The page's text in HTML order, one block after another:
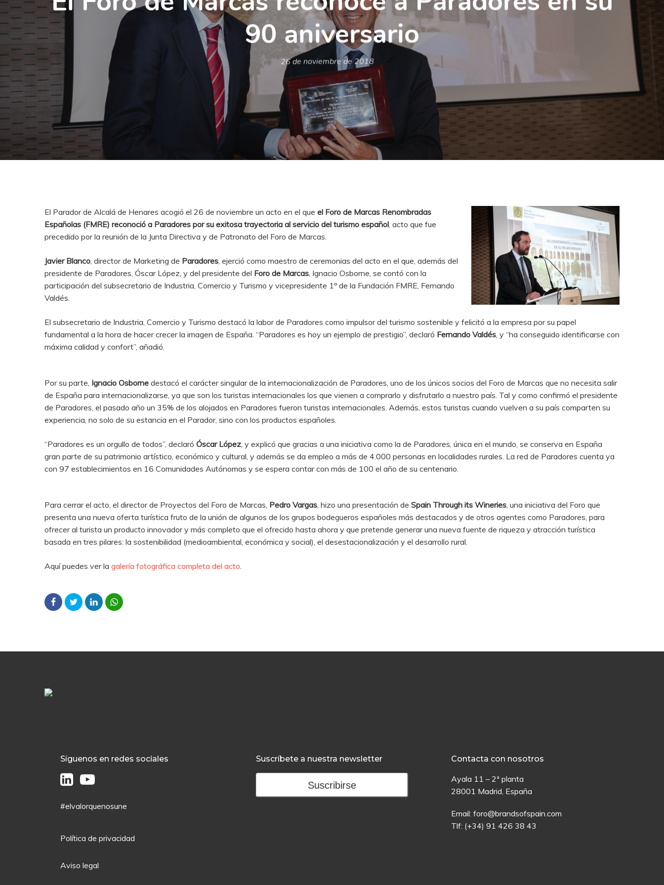
90 aniversario
26 de noviembre de 2018
El Parador de Alcalá de Henares acogió el 26 de noviembre un acto en el que el Foro de Marcas Renombradas
Españolas (FMRE) reconoció a Paradores por su exitosa trayectoria al servicio del turismo español, acto que fue
precedido por la reunión de la Junta Directiva y de Patronato del Foro de Marcas.
Javier Blanco, director de Marketing de Paradores, ejerció como maestro de ceremonias del acto en el que, además del
presidente de Paradores, Óscar López, y del presidente del Foro de Marcas, Ignacio Osborne, se contó con la
participación del subsecretario de Industria, Comercio y Turismo y vicepresidente 1º de la Fundación FMRE, Fernando
Valdés.
El subsecretario de Industria, Comercio y Turismo destacó la labor de Paradores como impulsor del turismo sostenible y felicitó a la empresa por su papel
fundamental a la hora de hacer crecer la imagen de España. “Paradores es hoy un ejemplo de prestigio”, declaró Fernando Valdés, y “ha conseguido identificarse con
máxima calidad y confort”, añadió.
Por su parte, Ignacio Osborne destacó el carácter singular de la internacionalización de Paradores, uno de los únicos socios del Foro de Marcas que no necesita salir
de España para internacionalizarse, ya que son los turistas internacionales los que vienen a comprarlo y disfrutarlo a nuestro país. Tal y como confirmó el presidente
de Paradores, el pasado año un 35% de los alojados en Paradores fueron turistas internacionales. Además, estos turistas cuando vuelven a su país comparten su
experiencia, no solo de su estancia en el Parador, sino con los productos españoles.
“Paradores es un orgullo de todos”, declaró Óscar López, y explicó que gracias a una iniciativa como la de Paradores, única en el mundo, se conserva en España
gran parte de su patrimonio artístico, económico y cultural, y además se da empleo a más de 4.000 personas en localidades rurales. La red de Paradores cuenta ya
con 97 establecimientos en 16 Comunidades Autónomas y se espera contar con más de 100 el año de su centenario.
Para cerrar el acto, el director de Proyectos del Foro de Marcas, Pedro Vargas, hizo una presentación de Spain Through its Wineries, una iniciativa del Foro que
presenta una nueva oferta turística fruto de la unión de algunos de los grupos bodegueros españoles más destacados y de otros agentes como Paradores, para
ofrecer al turista un producto innovador y más completo que el ofrecido hasta ahora y que pretende generar una nueva fuente de riqueza y atracción turística
basada en tres pilares: la sostenibilidad (medioambiental, económica y social), el desestacionalización y el desarrollo rural.
Aquí puedes ver la galería fotográfica completa del acto.
Síguenos en redes sociales
#elvalorquenosune
Política de privacidad
Aviso legal
Suscríbete a nuestra newsletter
Suscribirse
Contacta con nosotros
Ayala 11 – 2ª planta
28001 Madrid, España
Email:foro@brandsofspain.com
Tlf: (+34) 91 426 38 43